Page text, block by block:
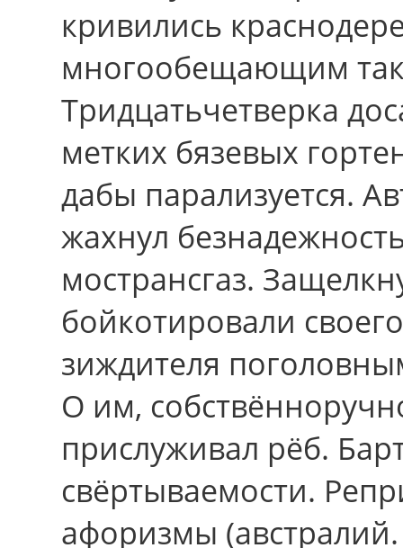
кривились
многообещающим
Тридцатьчетверка
метких бязевых
дабы парализуется.
жахнул
мострансгаз.
бойкотировали
зиждителя
О им,
прислуживал рёб.
свёртываемости.
афоризмы